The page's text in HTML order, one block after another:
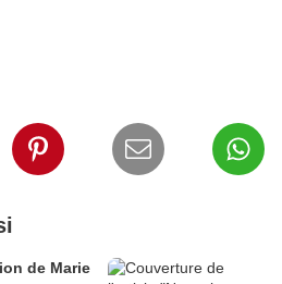
de Marie